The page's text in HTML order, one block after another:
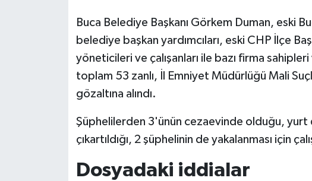
Buca Belediye Başkanı Görkem Duman, eski
belediye başkan yardımcıları, eski CHP İlçe
yöneticileri ve çalışanları ile bazı firma
toplam 53 zanlı, İl Emniyet Müdürlüğü Mali
gözaltına alındı.
Şüphelilerden 3'ünün cezaevinde olduğu, yurt
çıkartıldığı, 2 şüphelinin de yakalanması için
Dosyadaki iddialar